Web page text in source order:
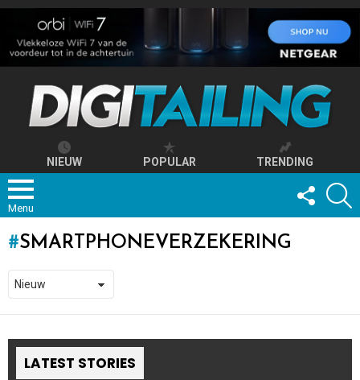
NIEUW POPULAR TRENDING
Menu
FOLLOW
US
SMARTPHONEVERZEKERING
LATEST STORIES